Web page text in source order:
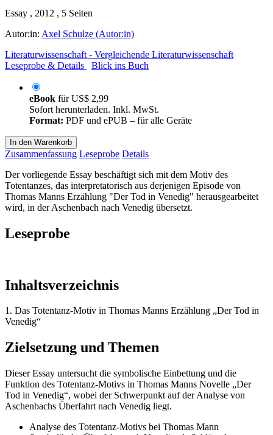
Essay , 2012 , 5 Seiten
Autor:in: Axel Schulze (Autor:in)
Literaturwissenschaft - Vergleichende Literaturwissenschaft
Leseprobe & Details
Blick ins Buch
eBook fürUS$ 2,99
Sofort herunterladen. Inkl. MwSt.
Format: PDF und ePUB – für alle Geräte
In den Warenkorb
Zusammenfassung Leseprobe Details
Der vorliegende Essay beschäftigt sich mit dem Motiv des
Totentanzes, das interpretatorisch aus derjenigen Episode von
Thomas Manns Erzählung "Der Tod in Venedig" herausgearbeitet
wird, in der Aschenbach nach Venedig übersetzt.
Leseprobe
Inhaltsverzeichnis
1. Das Totentanz-Motiv in Thomas Manns Erzählung „Der Tod in
Venedig“
Zielsetzung und Themen
Dieser Essay untersucht die symbolische Einbettung und die
Funktion des Totentanz-Motivs in Thomas Manns Novelle „Der
Tod in Venedig“, wobei der Schwerpunkt auf der Analyse von
Aschenbachs Überfahrt nach Venedig liegt.
Analyse des Totentanz-Motivs bei Thomas Mann